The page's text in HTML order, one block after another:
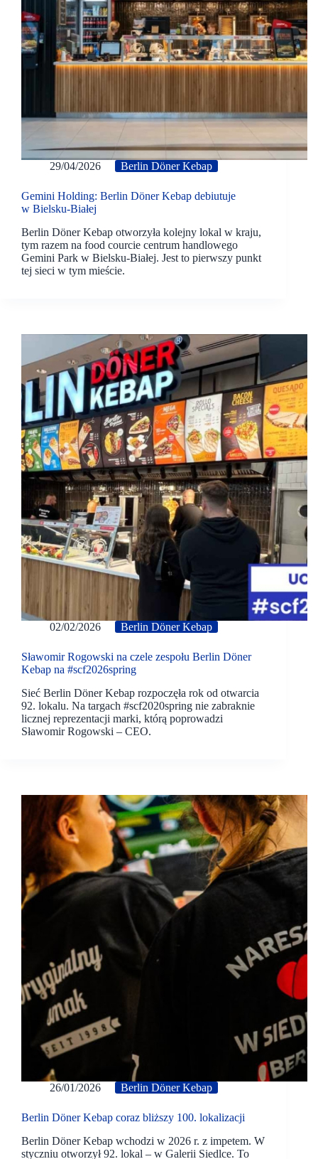
29/04/2026 Berlin Döner Kebap
Gemini Holding: Berlin Döner Kebap debiutuje
w Bielsku-Białej
Berlin Döner Kebap otworzyła kolejny lokal w kraju,
tym razem na food courcie centrum handlowego
Gemini Park w Bielsku-Białej. Jest to pierwszy punkt
tej sieci w tym mieście.
02/02/2026 Berlin Döner Kebap
Sławomir Rogowski na czele zespołu Berlin Döner
Kebap na #scf2026spring
Sieć Berlin Döner Kebap rozpoczęła rok od otwarcia
92. lokalu. Na targach #scf2020spring nie zabraknie
licznej reprezentacji marki, którą poprowadzi
Sławomir Rogowski – CEO.
26/01/2026 Berlin Döner Kebap
Berlin Döner Kebap coraz bliższy 100. lokalizacji
Berlin Döner Kebap wchodzi w 2026 r. z impetem. W
styczniu otworzył 92. lokal – w Galerii Siedlce. To